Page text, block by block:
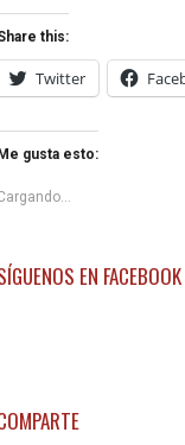
this:
Twitter
gusta esto:
EN FACEBOOK